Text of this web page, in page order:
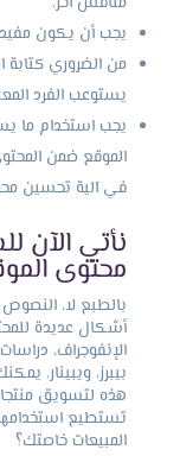
يجب أن يكون مفيد
من الضروري
يستوعب الفرد
الموقع ضمن
في آلية تحسين
نأتي الآن
محتوى
بالطبع لا،
أشكال عديدة
الإنفوجراف،
بيبرز، ويبينار.
هذه لتسويق
تستطيع
المبيعات خاصتك؟